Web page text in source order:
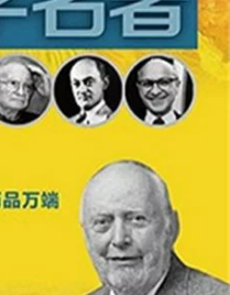
化妝保養 情趣用品